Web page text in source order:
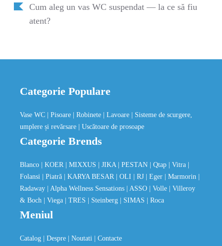
Cum aleg un vas WC suspendat — la ce să fiu
atent?
Categorie Populare
Vase WC | Pisoare | Robinete | Lavoare
| Sisteme de scurgere,
umplere și revărsare
| Uscătoare de prosoape
Categorie Brends
Blanco | KOER | MIXXUS | JIKA | PESTAN | Qtap | Vitra
Folansi
| Piatră | KARYA BESAR | OLI | RJ | Eger | Marmorin
Radaway
| Alpha Wellness Sensations | ASSO | Volle
| Villeroy
& Boch
| Viega | TRES | Steinberg | SIMAS | Roca
Meniul
Catalog | Despre | Noutati | Contacte